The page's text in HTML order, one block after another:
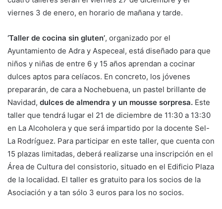
viernes 3 de enero, en horario de mañana y tarde.
‘Taller de cocina sin gluten’, organizado por el
Ayuntamiento de Adra y Aspeceal, está diseñado para que
niños y niñas de entre 6 y 15 años aprendan a cocinar
dulces aptos para celíacos. En concreto, los jóvenes
prepararán, de cara a Nochebuena, un pastel brillante de
Navidad, dulces de almendra y un mousse sorpresa. Este
taller que tendrá lugar el 21 de diciembre de 11:30 a 13:30
en La Alcoholera y que será impartido por la docente Sel-
La Rodríguez. Para participar en este taller, que cuenta con
15 plazas limitadas, deberá realizarse una inscripción en el
Área de Cultura del consistorio, situado en el Edificio Plaza
de la localidad. El taller es gratuito para los socios de la
Asociación y a tan sólo 3 euros para los no socios.